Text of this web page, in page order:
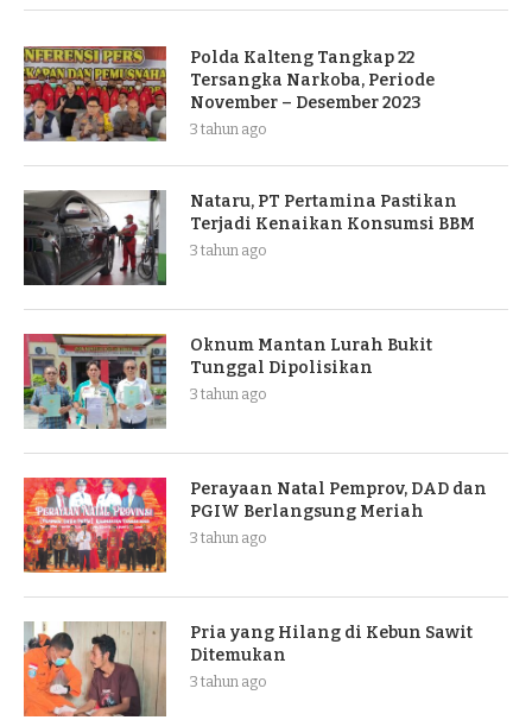
Polda Kalteng Tangkap 22
Tersangka Narkoba, Periode
November – Desember 2023
3 tahun ago
Nataru, PT Pertamina Pastikan
Terjadi Kenaikan Konsumsi BBM
3 tahun ago
Oknum Mantan Lurah Bukit
Tunggal Dipolisikan
3 tahun ago
Perayaan Natal Pemprov, DAD dan
PGIW Berlangsung Meriah
3 tahun ago
Pria yang Hilang di Kebun Sawit
Ditemukan
3 tahun ago